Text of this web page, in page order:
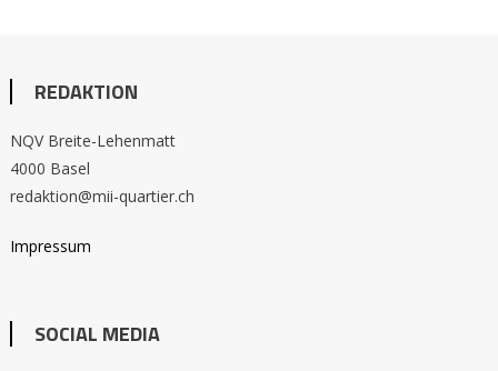
REDAKTION
NQV Breite-Lehenmatt
4000 Basel
redaktion@mii-quartier.ch
Impressum
SOCIAL MEDIA